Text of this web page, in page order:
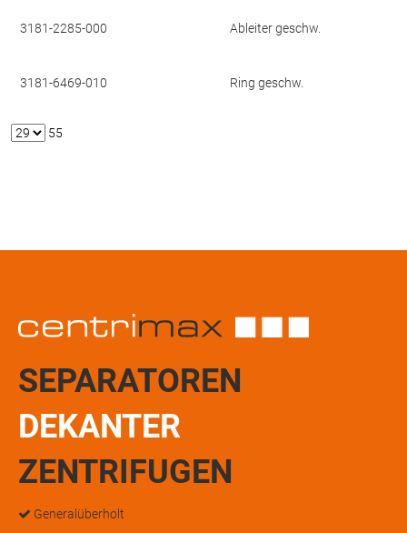
3181-2285-000 Ableiter geschw.
3181-6469-010 Ring geschw.
55
SEPARATOREN
DEKANTER
ZENTRIFUGEN
Generalüberholt